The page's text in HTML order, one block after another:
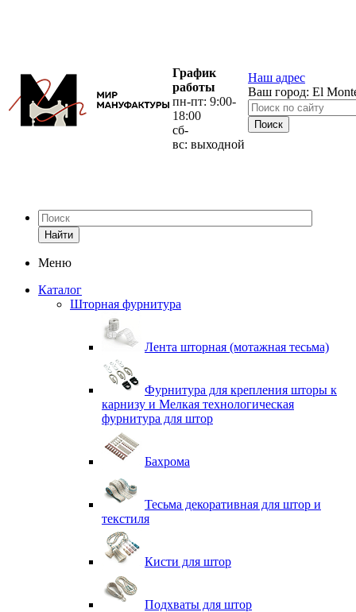
График
работы
пн-пт: 9:00-
18:00
сб-
вс: выходной
Наш адрес
Ваш город: El
Найти
Меню
Каталог
Шторная фурнитура
Лента шторная (мотажная тесьма)
Фурнитура для крепления шторы к
карнизу и Мелкая технологическая
фурнитура для штор
Бахрома
Тесьма декоративная для штор и
текстиля
Кисти для штор
Подхваты для штор